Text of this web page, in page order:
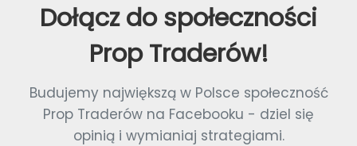
Dołącz do społeczności
Prop Traderów!
Budujemy największą w Polsce społeczność
Prop Traderów na Facebooku - dziel się
opinią i wymianiaj strategiami.